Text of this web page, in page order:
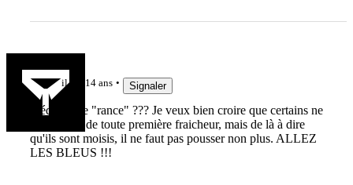
il y a 14 ans Signaler
L'équipe de "rance" ??? Je veux bien croire que certains ne
soient plus de toute première fraicheur, mais de là à dire
qu'ils sont moisis, il ne faut pas pousser non plus. ALLEZ
LES BLEUS !!!